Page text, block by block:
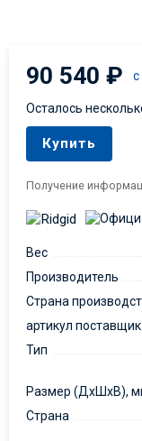
90 540₽
Осталось
Купить
Получение
Вес
Производитель
Страна
артикул
Тип
Размер (ДxШxВ),
Страна